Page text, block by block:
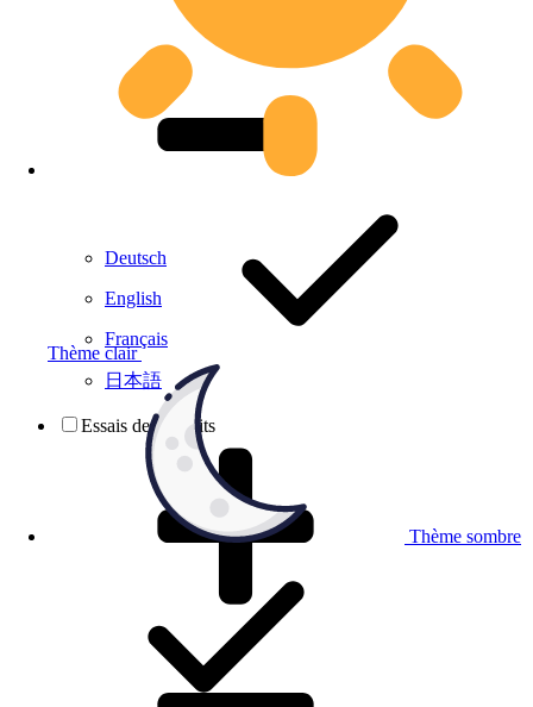
Thème clair
Thème sombre
Deutsch
English
Français
日本語
Essais de produits